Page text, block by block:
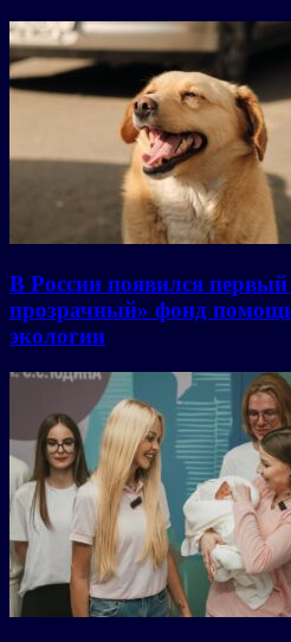
В России появился
прозрачный» фонд
экологии